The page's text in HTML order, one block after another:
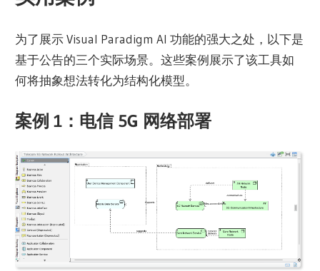
为了展示 Visual Paradigm AI 功能的强大之处，以下是
基于公告的三个实际场景。这些案例展示了该工具如
何将抽象想法转化为结构化模型。
案例 1：电信 5G 网络部署